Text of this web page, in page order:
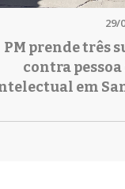
29/
PM prende três
contra
em